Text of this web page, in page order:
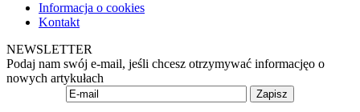
Informacja o cookies
Kontakt
NEWSLETTER
Podaj nam swój e-mail, jeśli chcesz otrzymywać informacjęo o
nowych artykułach
Zapisz